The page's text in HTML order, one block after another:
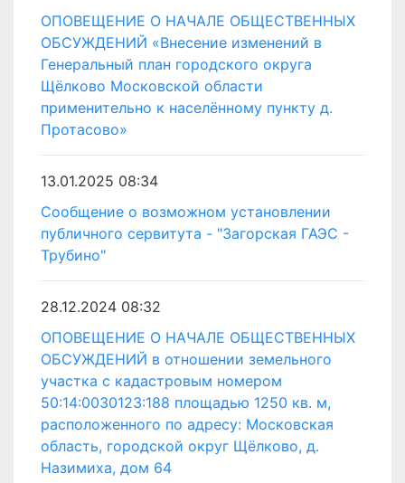
ОПОВЕЩЕНИЕ О НАЧАЛЕ ОБЩЕСТВЕННЫХ
ОБСУЖДЕНИЙ «Внесение изменений в
Генеральный план городского округа
Щёлково Московской области
применительно к населённому пункту д.
Протасово»
13.01.2025 08:34
Сообщение о возможном установлении
публичного сервитута - "Загорская ГАЭС -
Трубино"
28.12.2024 08:32
ОПОВЕЩЕНИЕ О НАЧАЛЕ ОБЩЕСТВЕННЫХ
ОБСУЖДЕНИЙ в отношении земельного
участка с кадастровым номером
50:14:0030123:188 площадью 1250 кв. м,
расположенного по адресу: Московская
область, городской округ Щёлково, д.
Назимиха, дом 64